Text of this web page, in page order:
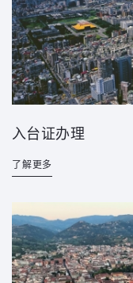
入台证办理
了解更多